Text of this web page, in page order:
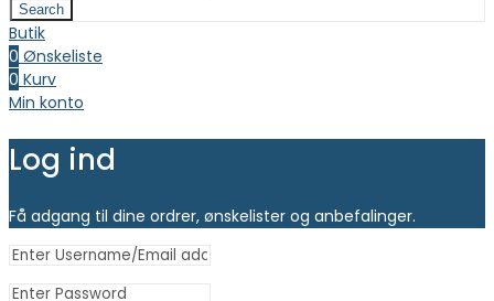
Search
Butik
0 Ønskeliste
0 Kurv
Min konto
Log ind
Få adgang til dine ordrer, ønskelister og anbefalinger.